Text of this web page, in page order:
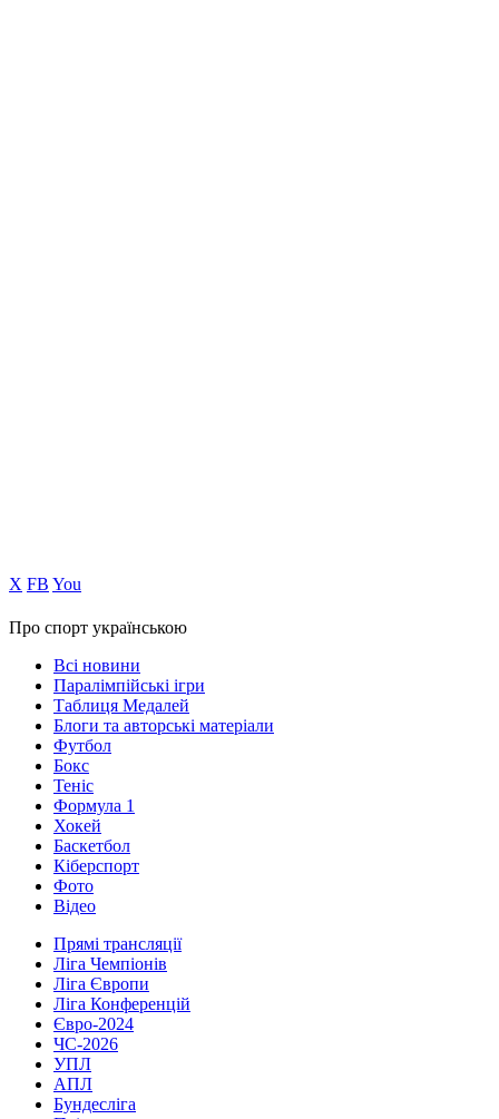
Х FB You
Про спорт українською
Всі новини
Паралімпійські ігри
Таблиця Медалей
Блоги та авторські матеріали
Футбол
Бокс
Теніс
Формула 1
Хокей
Баскетбол
Кіберспорт
Фото
Відео
Прямі трансляції
Ліга Чемпіонів
Ліга Європи
Ліга Конференцій
Євро-2024
ЧС-2026
УПЛ
АПЛ
Бундесліга